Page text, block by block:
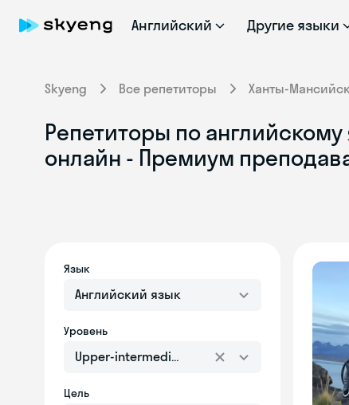
Английский Другие языки
Skyeng Все репетиторы Ханты-
Репетиторы по
онлайн - Премиум
Язык
Английский язык
Уровень
Upper-intermediate
Цель